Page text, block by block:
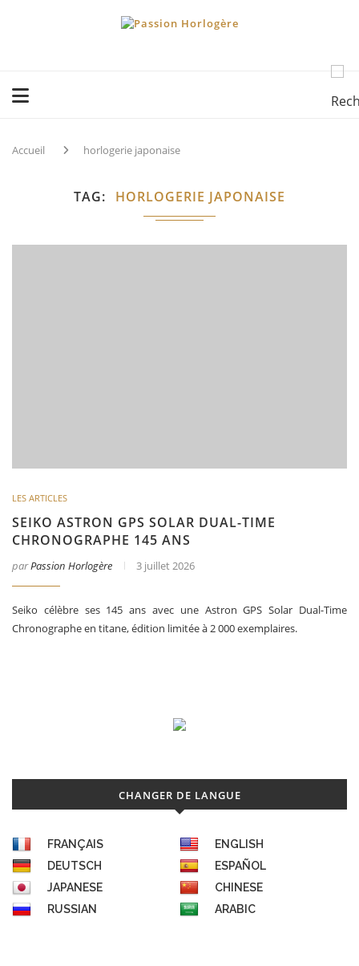
Accueil horlogerie japonaise
TAG HORLOGERIE JAPONAISE
LES ARTICLES
SEIKO ASTRON GPS SOLAR DUAL-TIME
CHRONOGRAPHE 145 ANS
parPassion Horlogère 3 juillet 2026
Seiko célèbre ses 145 ans avec une Astron GPS Solar Dual-Time
Chronographe en titane, édition limitée à 2 000 exemplaires.
CHANGER DE LANGUE
FRANÇAIS
ENGLISH
DEUTSCH
ESPAÑOL
JAPANESE
CHINESE
RUSSIAN
ARABIC